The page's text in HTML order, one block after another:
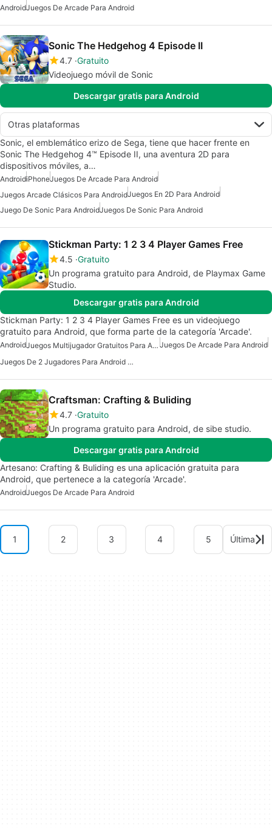
AndroidJuegos De Arcade Para Android
Sonic The Hedgehog 4 Episode II
4.7 Gratuito
Videojuego móvil de Sonic
Descargar gratis para Android
Otras plataformas
Sonic, el emblemático erizo de Sega, tiene que hacer frente en
Sonic The Hedgehog 4™ Episode II, una aventura 2D para
dispositivos móviles, a…
AndroidiPhoneJuegos De Arcade Para Android
Juegos Arcade Clásicos Para AndroidJuegos En 2D Para Android
Juego De Sonic Para AndroidJuegos De Sonic Para Android
Stickman Party: 1 2 3 4 Player Games Free
4.5 Gratuito
Un programa gratuito para Android, de Playmax Game
Studio.
Descargar gratis para Android
Stickman Party: 1 2 3 4 Player Games Free es un videojuego
gratuito para Android, que forma parte de la categoría 'Arcade'.
Android Juegos Multijugador Gratuitos Para Android Juegos De Arcade Para Android
Juegos De 2 Jugadores Para Android Gratis
Craftsman: Crafting & Buliding
4.7 Gratuito
Un programa gratuito para Android, de sibe studio.
Descargar gratis para Android
Artesano: Crafting & Buliding es una aplicación gratuita para
Android, que pertenece a la categoría 'Arcade'.
AndroidJuegos De Arcade Para Android
1 2 3 4 5 Última